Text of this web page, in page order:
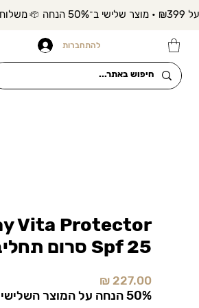
להתחברות
Vita Protector
Spf 25 סרום תחליב עם הגנה
50% הנחה על המוצר השלישי